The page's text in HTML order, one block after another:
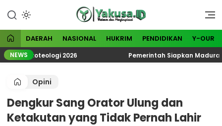
konten
Yakusa
Visioner dan Menginspirasi
DAERAH NASIONAL HUKRIM PENDIDIKAN Y-OUR
NEWS
Ekoteologi 2026 Pemerintah Siapkan Madura
Opini
Dengkur Sang Orator Ulung dan
Ketakutan yang Tidak Pernah Lahir